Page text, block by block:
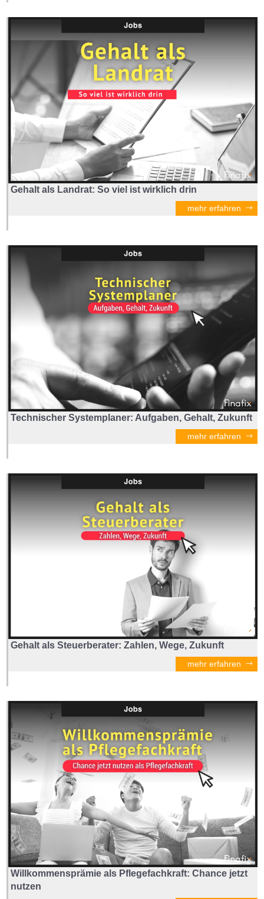
Gehalt als Landrat: So viel ist wirklich drin
mehr erfahren
Technischer Systemplaner: Aufgaben, Gehalt, Zukunft
mehr erfahren
Gehalt als Steuerberater: Zahlen, Wege, Zukunft
mehr erfahren
Willkommensprämie als Pflegefachkraft: Chance jetzt
nutzen